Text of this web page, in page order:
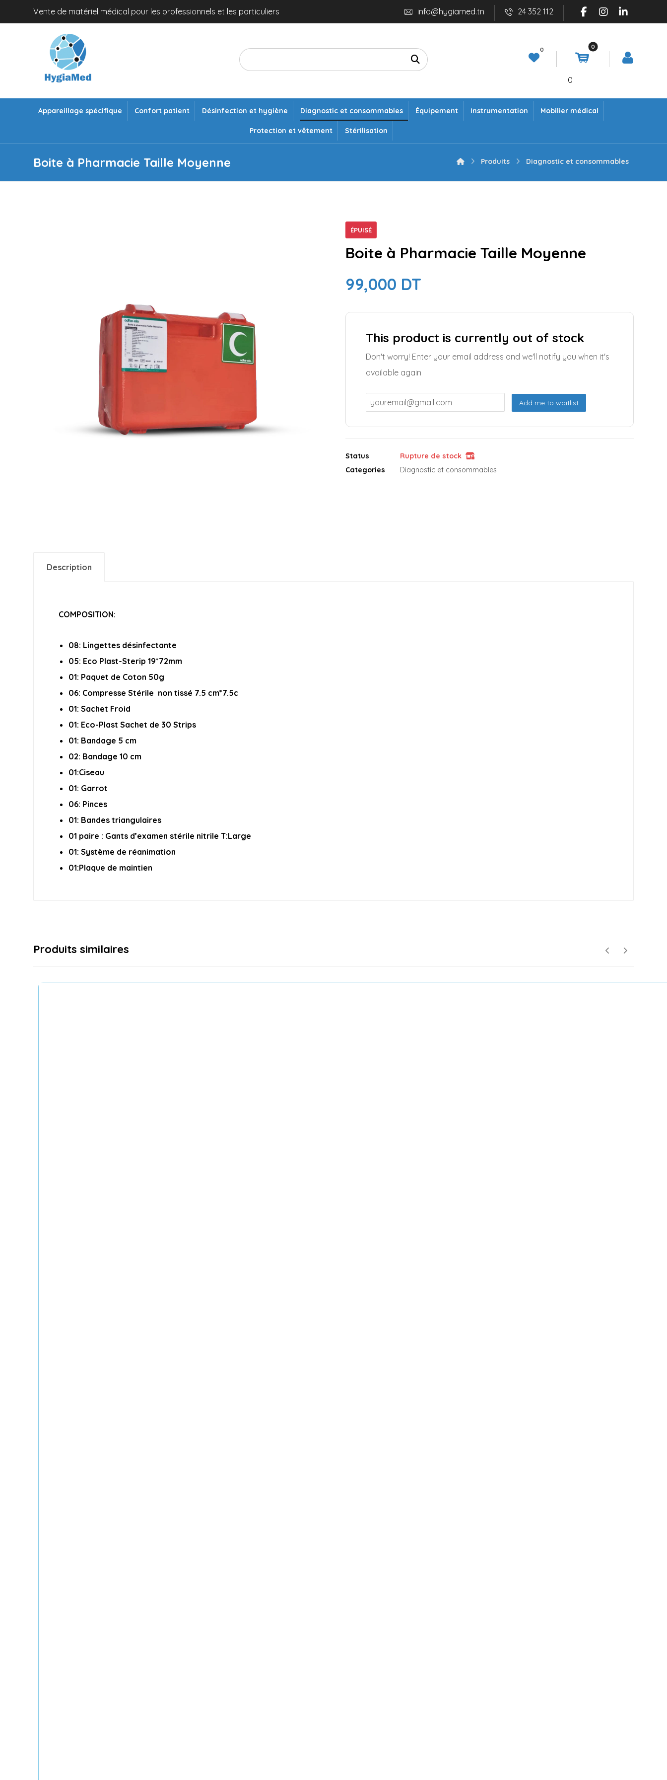
Vente de matériel médical pour les professionnels et les particuliers 24 352 112
info@hygiamed.tn
0
Appareillage spécifique Confort patient Désinfection et hygiène Diagnostic et consommables Équipement Instrumentation Mobilier médical
Protection et vêtement Stérilisation
Boite à Pharmacie Taille Moyenne Produits Diagnostic et consommables
ÉPUISÉ
Boite à Pharmacie Taille Moyenne
99,000 DT
This product is currently out of stock
Don't worry! Enter your email address and we'll notify you when it's
available again
Add me to waitlist
Status
Rupture de stock
Categories
Diagnostic et consommables
Description
COMPOSITION:
08: Lingettes désinfectante
05: Eco Plast-Sterip 19*72mm
01: Paquet de Coton 50g
06: Compresse Stérile non tissé 7.5 cm*7.5c
01: Sachet Froid
01: Eco-Plast Sachet de 30 Strips
01: Bandage 5 cm
02: Bandage 10 cm
01:Ciseau
01: Garrot
06: Pinces
01: Bandes triangulaires
01 paire : Gants d’examen stérile nitrile T:Large
01: Système de réanimation
01:Plaque de maintien
Produits similaires